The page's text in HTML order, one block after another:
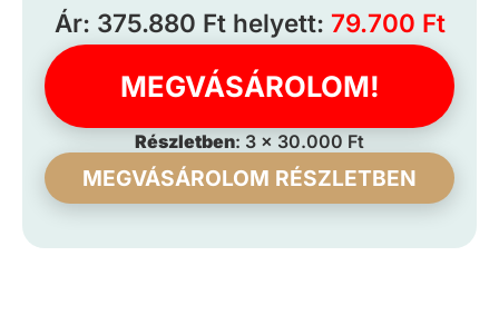
Ár: 375.880 Ft helyett: 79.700 Ft
MEGVÁSÁROLOM!
Részletben: 3 x 30.000 Ft
MEGVÁSÁROLOM RÉSZLETBEN